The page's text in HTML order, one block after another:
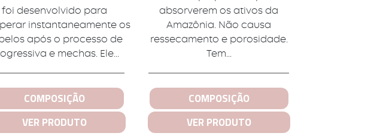
foi desenvolvido para
instantaneamente os
após o processo de
e mechas. Ele...
COMPOSIÇÃO
VER PRODUTO
absorverem os ativos da
Amazônia. Não causa
ressecamento e porosidade.
Tem...
COMPOSIÇÃO
VER PRODUTO